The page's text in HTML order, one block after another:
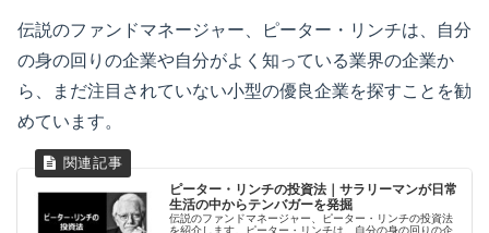
伝説のファンドマネージャー、ピーター・リンチは、自分
の身の回りの企業や自分がよく知っている業界の企業か
ら、まだ注目されていない小型の優良企業を探すことを勧
めています。
ピーター・リンチの投資法｜サラリーマンが日常
生活の中からテンバガーを発掘
伝説のファンドマネージャー、ピーター・リンチの投資法
を紹介します。ピーター・リンチは、自分の身の回りの企